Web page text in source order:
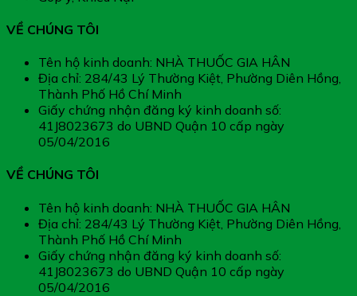
VỀ CHÚNG TÔI
Tên hộ kinh doanh: NHÀ THUỐC GIA HÂN
Địa chỉ: 284/43 Lý Thường Kiệt, Phường Diên Hồng,
Thành Phố Hồ Chí Minh
Giấy chứng nhận đăng ký kinh doanh số:
41J8023673 do UBND Quận 10 cấp ngày
05/04/2016
VỀ CHÚNG TÔI
Tên hộ kinh doanh: NHÀ THUỐC GIA HÂN
Địa chỉ: 284/43 Lý Thường Kiệt, Phường Diên Hồng,
Thành Phố Hồ Chí Minh
Giấy chứng nhận đăng ký kinh doanh số:
41J8023673 do UBND Quận 10 cấp ngày
05/04/2016